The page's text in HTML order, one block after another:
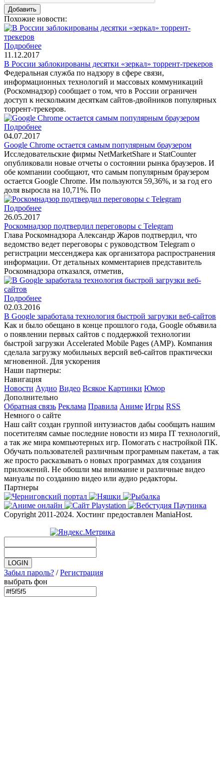
Похожие новости:
Подробнее
11.12.2017
В России заблокированы десятки «зеркал» торрент-трекеров
Федеральная служба по надзору в сфере связи,
информационных технологий и массовых коммуникаций
(Роскомнадзор) сообщает о том, что в России ограничен
доступ к нескольким десяткам сайтов-двойников популярных
торрент-трекеров.
Подробнее
04.07.2017
Google Chrome остается самым популярным браузером
Исследовательские фирмы NetMarketShare и StatCounter
опубликовали новые отчеты о состоянии рынка браузеров. И
обе компании сообщают, что самым популярным браузером
остается Google Chrome. Им пользуются 59,36%, и за год его
доля выросла на 10,71%. По
Подробнее
26.05.2017
Роскомнадзор подтвердил переговоры с Telegram
Глава Роскомнадзора Александр Жаров подтвердил, что
ведомство ведет переговоры с руководством Telegram о
регистрации мессенджера как организатора распространения
информации. От детальных комментариев представитель
Роскомнадзора отказался, отметив,
Подробнее
02.03.2016
В Google заработала технология быстрой загрузки веб-сайтов
Как и было обещано в конце прошлого года, Google объявила
о появлении первых сайтов с поддержкой технологии
быстрой загрузки Accelerated Mobile Pages (AMP). Компания
сделала загрузку мобильных версий веб-сайтов практически
мгновенной. Для ускорения
Наши партнеры:
Навигация
Новости Аудио Видео Всякое Картинки Юмор
Дополнительно
Обратная связь Реклама Правила Аниме Игры RSS
Немного о сайте
Наш сайт создан группой интузиастов дабы сообщать нашим
посетителям самые последние новости из мира IT технологий,
а так же мира компьютерных игр. Помогать с настройкой ПК.
Обучать пользователей различным програмным пакетам, а так
же просто расказывать о новых программах для создания
приложений. Не обошли мы внимание и различные видео
мануалы по созданию видео или аудио редакторы.
Партнеры
Copyright 2011-2024. Хостинг предоставлен ManiaHost.
Забыл пароль? /Регистрация
выбрать фон